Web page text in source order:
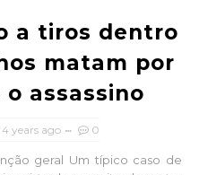
a tiros dentro
matam por
assassino
4 years ago 0
geral Um típico caso de